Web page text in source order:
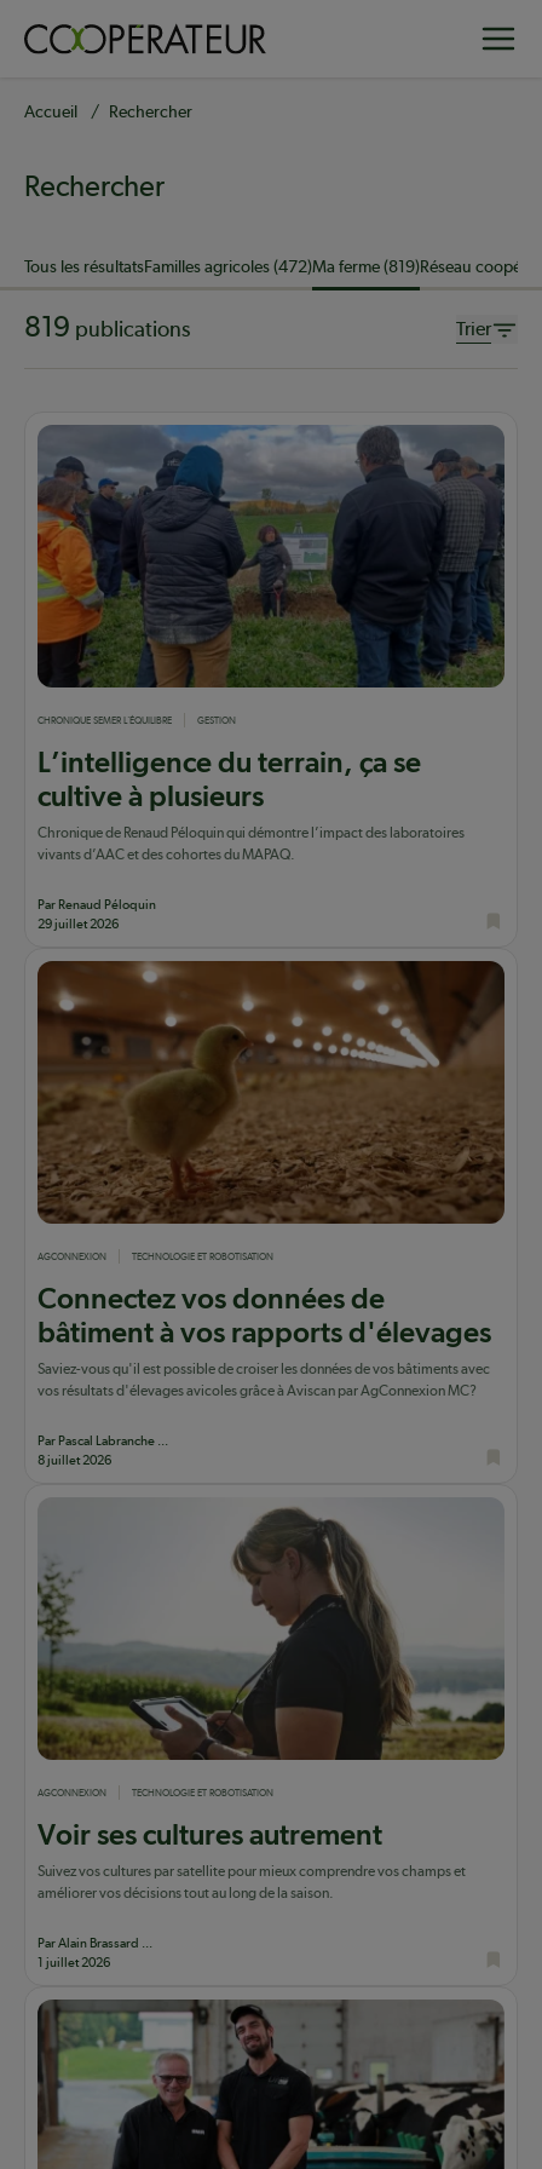
principal
Fil
Accueil Rechercher
Rechercher
Tous les résultatsFamilles agricoles (472)Ma ferme (819)Réseau
819 publications Trier
CHRONIQUE SEMER L'ÉQUILIBRE GESTION
L’intelligence du terrain, ça se
cultive à plusieurs
Chronique de Renaud Péloquin qui démontre l’impact des laboratoires
vivants d’AAC et des cohortes du MAPAQ.
Par Renaud Péloquin
29 juillet 2026
AGCONNEXION TECHNOLOGIE ET ROBOTISATION
Connectez vos données de
bâtiment à vos rapports d'élevages
Saviez-vous qu'il est possible de croiser les données de vos bâtiments avec
vos résultats d'élevages avicoles grâce à Aviscan par AgConnexion MC?
Par Pascal Labranche ...
8 juillet 2026
AGCONNEXION TECHNOLOGIE ET ROBOTISATION
Voir ses cultures autrement
Suivez vos cultures par satellite pour mieux comprendre vos champs et
améliorer vos décisions tout au long de la saison.
Par Alain Brassard ...
1 juillet 2026